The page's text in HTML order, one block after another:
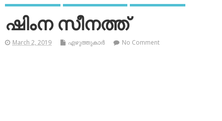
ഷിംന സീനത്ത്
March 2, 2019 എഴുത്തുകാര്‍ No Comment